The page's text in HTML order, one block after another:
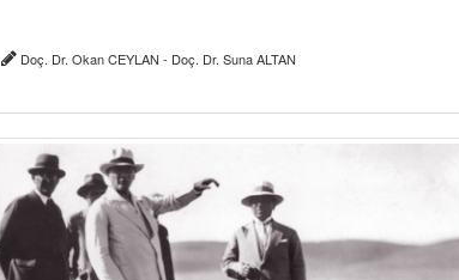
Doç. Dr. Okan CEYLAN - Doç. Dr. Suna ALTAN